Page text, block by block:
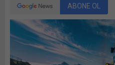
ABONE OL